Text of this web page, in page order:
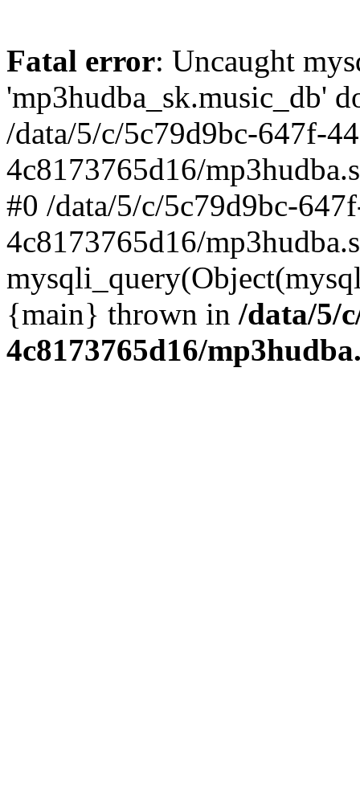
Fatal error: Uncaught
'mp3hudba_sk.music_db'
/data/5/c/5c79d9bc-647f-
4c8173765d16/
#0 /data/5/c/5c79d9bc-
4c8173765d16/
{main} thrown in /data/5/
4c8173765d16/